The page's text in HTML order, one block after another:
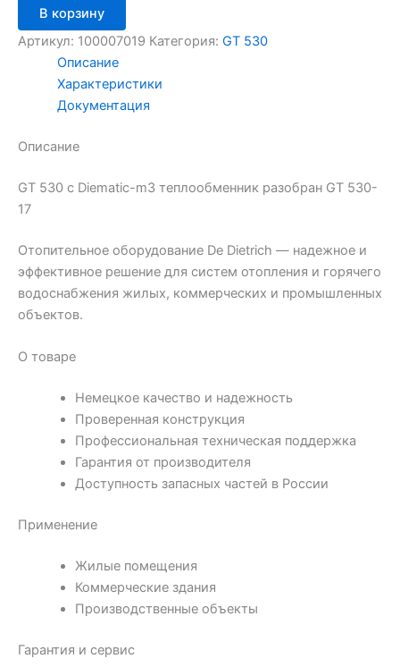
В корзину
Артикул: 100007019 Категория: GT 530
Описание
Характеристики
Документация
Описание
GT 530 с Diematic-m3 теплообменник разобран GT 530-
17
Отопительное оборудование De Dietrich — надежное и
эффективное решение для систем отопления и горячего
водоснабжения жилых, коммерческих и промышленных
объектов.
О товаре
Немецкое качество и надежность
Проверенная конструкция
Профессиональная техническая поддержка
Гарантия от производителя
Доступность запасных частей в России
Применение
Жилые помещения
Коммерческие здания
Производственные объекты
Гарантия и сервис